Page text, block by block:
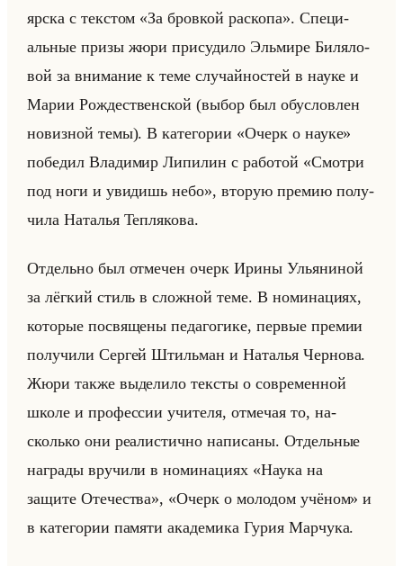
яр­ска с тек­стом «За бровкой раскопа». Спе­ци­
альные призы жюри при­су­ди­ло Эльми­ре Би­ля­ло­
вой за вни­ма­ние к теме слу­чайно­стей в науке и
Марии Рож­де­ствен­ской (выбор был обу­слов­лен
но­виз­ной темы). В ка­те­го­рии «Очерк о науке»
по­бе­дил Вла­ди­мир Ли­пи­лин с ра­бо­той «Смотри
под ноги и увидишь небо», вто­рую пре­мию по­лу­
чи­ла На­та­лья Теп­ля­ко­ва.
От­дельно был от­ме­чен очерк Ирины Улья­ни­ной
за лёг­кий стиль в слож­ной теме. В но­ми­на­ци­ях,
ко­то­рые по­свя­ще­ны пе­да­го­ги­ке, пер­вые пре­мии
по­лу­чи­ли Сер­гей Штильман и На­та­лья Чер­но­ва.
Жюри также вы­де­ли­ло тек­сты о со­вре­мен­ной
школе и про­фес­сии учи­те­ля, от­ме­чая то, на­
сколько они ре­али­стич­но на­пи­са­ны. От­дельные
на­гра­ды вру­чи­ли в но­ми­на­ци­ях «Наука на
защите Отечества», «Очерк о молодом учёном» и
в ка­те­го­рии па­мя­ти ака­де­ми­ка Гурия Мар­чу­ка.